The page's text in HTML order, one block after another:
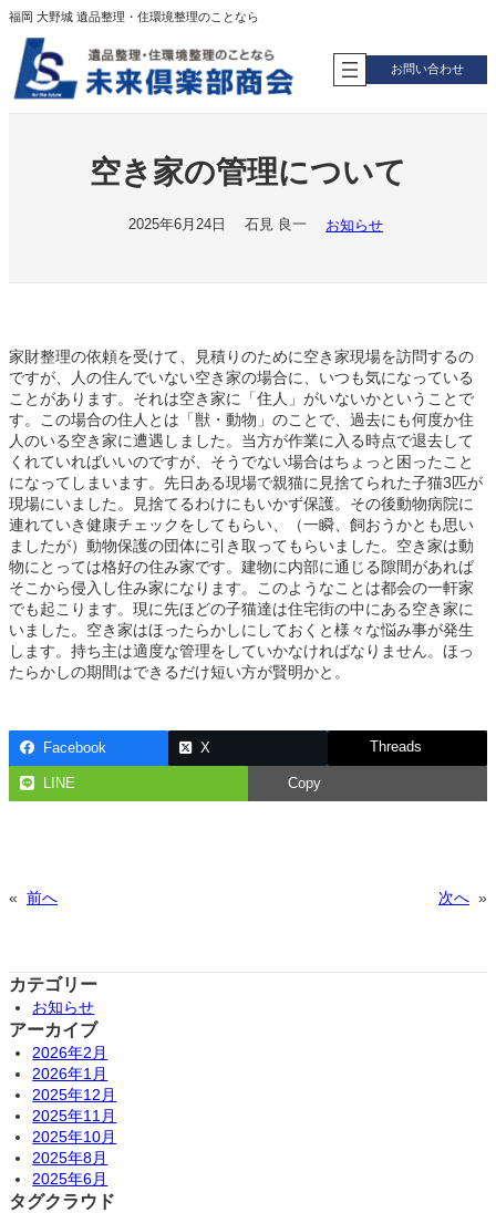
内
を
ス
キ
福岡 大野城 遺品整理・住環境整理のことなら
お問い合わせ
空き家の管理について
2025年6月24日 石見 良一 お知らせ
家財整理の依頼を受けて、見積りのために空き家現場を訪問するの
ですが、人の住んでいない空き家の場合に、いつも気になっている
ことがあります。それは空き家に「住人」がいないかということで
す。この場合の住人とは「獣・動物」のことで、過去にも何度か住
人のいる空き家に遭遇しました。当方が作業に入る時点で退去して
くれていればいいのですが、そうでない場合はちょっと困ったこと
になってしまいます。先日ある現場で親猫に見捨てられた子猫3匹が
現場にいました。見捨てるわけにもいかず保護。その後動物病院に
連れていき健康チェックをしてもらい、（一瞬、飼おうかとも思い
ましたが）動物保護の団体に引き取ってもらいました。空き家は動
物にとっては格好の住み家です。建物に内部に通じる隙間があれば
そこから侵入し住み家になります。このようなことは都会の一軒家
でも起こります。現に先ほどの子猫達は住宅街の中にある空き家に
いました。空き家はほったらかしにしておくと様々な悩み事が発生
します。持ち主は適度な管理をしていかなければなりません。ほっ
たらかしの期間はできるだけ短い方が賢明かと。
Facebook X Threads
LINE Copy
« 前へ 次へ »
カテゴリー
お知らせ
アーカイブ
2026年2月
2026年1月
2025年12月
2025年11月
2025年10月
2025年8月
2025年6月
タグクラウド